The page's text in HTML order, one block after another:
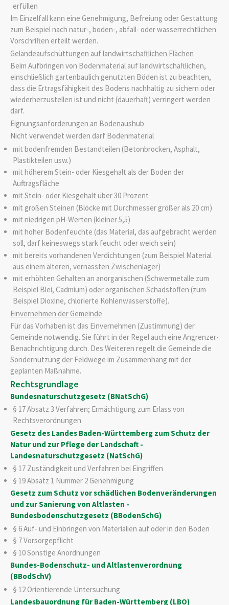
erfüllen
Im Einzelfall kann eine Genehmigung, Befreiung oder Gestattung
zum Beispiel nach natur-, boden-, abfall- oder wasserrechtlichen
Vorschriften erteilt werden.
Geländeaufschüttungen auf landwirtschaftlichen Flächen
Beim Aufbringen von Bodenmaterial auf landwirtschaftlichen,
einschließlich gartenbaulich genutzten Böden ist zu beachten,
dass die Ertragsfähigkeit des Bodens nachhaltig zu sichern oder
wiederherzustellen ist und nicht (dauerhaft) verringert werden
darf.
Eignungsanforderungen an Bodenaushub
Nicht verwendet werden darf Bodenmaterial
mit bodenfremden Bestandteilen (Betonbrocken, Asphalt,
Plastikteilen usw.)
mit höherem Stein- oder Kiesgehalt als der Boden der
Auftragsfläche
mit Stein- oder Kiesgehalt über 30 Prozent
mit großen Steinen (Blöcke mit Durchmesser größer als 20 cm)
mit niedrigen pH-Werten (kleiner 5,5)
mit hoher Bodenfeuchte (das Material, das aufgebracht werden
soll, darf keineswegs stark feucht oder weich sein)
mit bereits vorhandenen Verdichtungen (zum Beispiel Material
aus einem älteren, vernässten Zwischenlager)
mit erhöhten Gehalten an anorganischen (Schwermetalle zum
Beispiel Blei, Cadmium) oder organischen Schadstoffen (zum
Beispiel Dioxine, chlorierte Kohlenwasserstoffe).
Einvernehmen der Gemeinde
Für das Vorhaben ist das Einvernehmen (Zustimmung) der
Gemeinde notwendig. Sie führt in der Regel auch eine Angrenzer-
Benachrichtigung durch. Des Weiteren regelt die Gemeinde die
Sondernutzung der Feldwege im Zusammenhang mit der
geplanten Maßnahme.
Rechtsgrundlage
Bundesnaturschutzgesetz (BNatSchG)
§ 17 Absatz 3 Verfahren; Ermächtigung zum Erlass von
Rechtsverordnungen
Gesetz des Landes Baden-Württemberg zum Schutz der
Natur und zur Pflege der Landschaft -
Landesnaturschutzgesetz (NatSchG)
§ 17 Zuständigkeit und Verfahren bei Eingriffen
§ 19 Absatz 1 Nummer 2 Genehmigung
Gesetz zum Schutz vor schädlichen Bodenveränderungen
und zur Sanierung von Altlasten -
Bundesbodenschutzgesetz (BBodenSchG)
§ 6 Auf- und Einbringen von Materialien auf oder in den Boden
§ 7 Vorsorgepflicht
§ 10 Sonstige Anordnungen
Bundes-Bodenschutz- und Altlastenverordnung
(BBodSchV)
§ 12 Orientierende Untersuchung
Landesbauordnung für Baden-Württemberg (LBO)